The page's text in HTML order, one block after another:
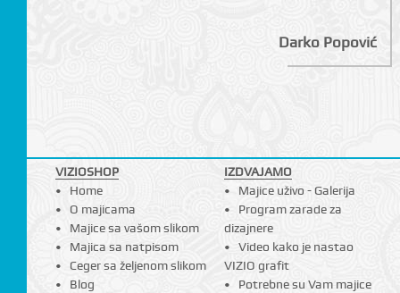
Darko Popović
VIZIOSHOP
Home
O majicama
Majice sa vašom slikom
Majica sa natpisom
Ceger sa željenom slikom
Blog
IZDVAJAMO
Majice uživo - Galerija
Program zarade za
dizajnere
Video kako je nastao
VIZIO grafit
Potrebne su Vam majice